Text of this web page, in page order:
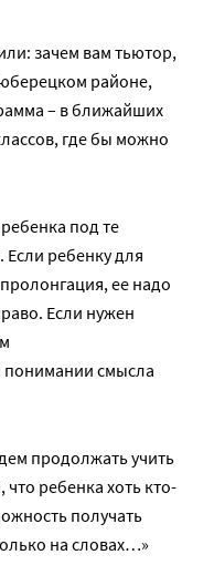
зачем вам тьютор,
районе,
– в ближайших
где бы можно
под те
Если ребенку для
ее надо
Если нужен
смысла
продолжать учить
ребенка хоть кто-
получать
на словах…»